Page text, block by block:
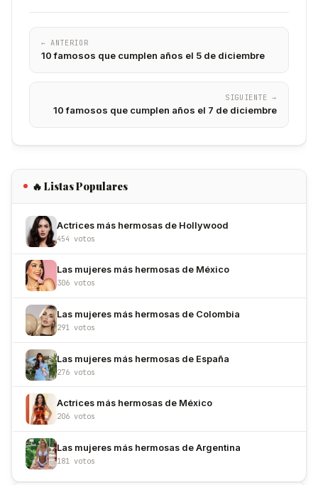
← ANTERIOR
10 famosos que cumplen años el 5 de diciembre
SIGUIENTE →
10 famosos que cumplen años el 7 de diciembre
🔥 Listas Populares
Actrices más hermosas de Hollywood
454 votos
Las mujeres más hermosas de México
306 votos
Las mujeres más hermosas de Colombia
291 votos
Las mujeres más hermosas de España
276 votos
Actrices más hermosas de México
206 votos
Las mujeres más hermosas de Argentina
181 votos